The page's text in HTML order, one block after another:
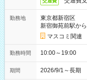
勤務地
東京都新宿区
新宿御苑前駅か
マスコミ関連
勤務時間 10:00～19:00
期間 2026/9/1～長期